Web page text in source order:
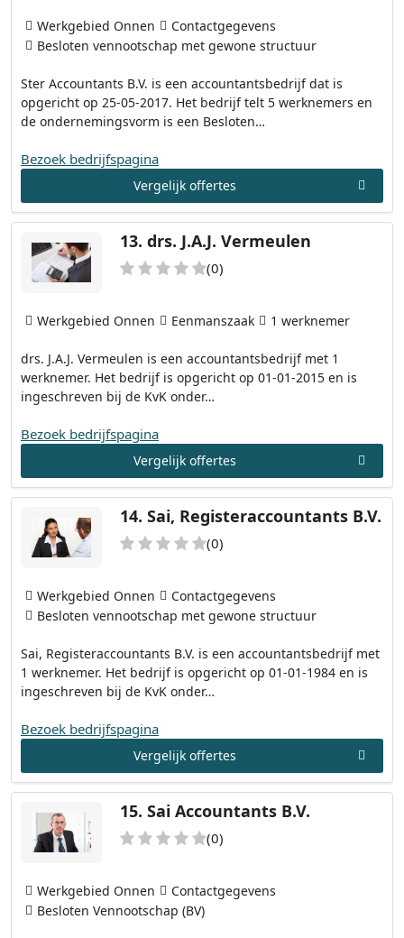
Ster Accountants B.V. is een accountantsbedrijf dat is
opgericht op 25-05-2017. Het bedrijf telt 5 werknemers en
de ondernemingsvorm is een Besloten…
Werkgebied Onnen
Contactgegevens
Besloten vennootschap met gewone structuur
Bezoek bedrijfspagina
Vergelijk offertes
13. drs. J.A.J. Vermeulen
(0)
drs. J.A.J. Vermeulen is een accountantsbedrijf met 1
werknemer. Het bedrijf is opgericht op 01-01-2015 en is
ingeschreven bij de KvK onder…
Werkgebied Onnen Eenmanszaak 1 werknemer
Bezoek bedrijfspagina
Vergelijk offertes
14. Sai, Registeraccountants B.V.
(0)
Sai, Registeraccountants B.V. is een accountantsbedrijf met
1 werknemer. Het bedrijf is opgericht op 01-01-1984 en is
ingeschreven bij de KvK onder…
Werkgebied Onnen
Contactgegevens
Besloten vennootschap met gewone structuur
Bezoek bedrijfspagina
Vergelijk offertes
15. Sai Accountants B.V.
(0)
Werkgebied Onnen
Contactgegevens
Besloten Vennootschap (BV)